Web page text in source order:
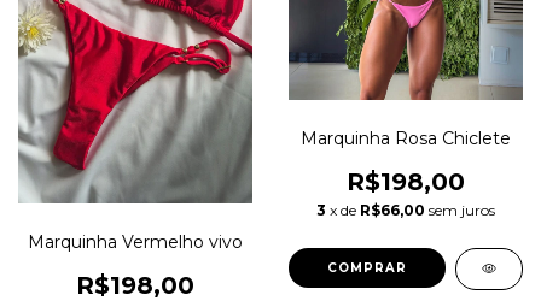
Marquinha Vermelho vivo
R$198,00
Marquinha Rosa Chiclete
R$198,00
3 x de R$66,00 sem juros
COMPRAR